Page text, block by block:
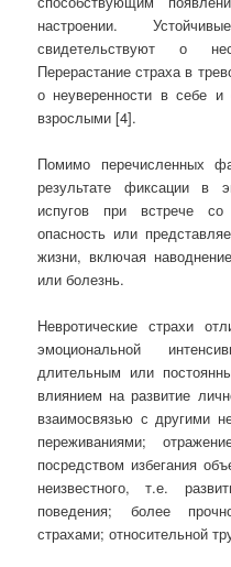
настроении.
свидетельствуют о
Перерастание страха в
о неуверенности в себе и
взрослыми [4].
Помимо перечисленных
результате фиксации в
испугов при встрече
опасность или
жизни, включая
или болезнь.
Невротические страхи
эмоциональной
длительным или
влиянием на развитие
взаимосвязью с другими
переживаниями;
посредством избегания
неизвестного, т.е.
поведения; более
страхами; относительной